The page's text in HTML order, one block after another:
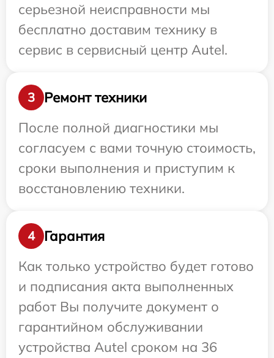
серьезной неисправности мы
бесплатно доставим технику в
сервис в сервисный центр Autel.
3
Ремонт техники
После полной диагностики мы
согласуем с вами точную стоимость,
сроки выполнения и приступим к
восстановлению техники.
4
Гарантия
Как только устройство будет готово
и подписания акта выполненных
работ Вы получите документ о
гарантийном обслуживании
устройства Autel сроком на 36